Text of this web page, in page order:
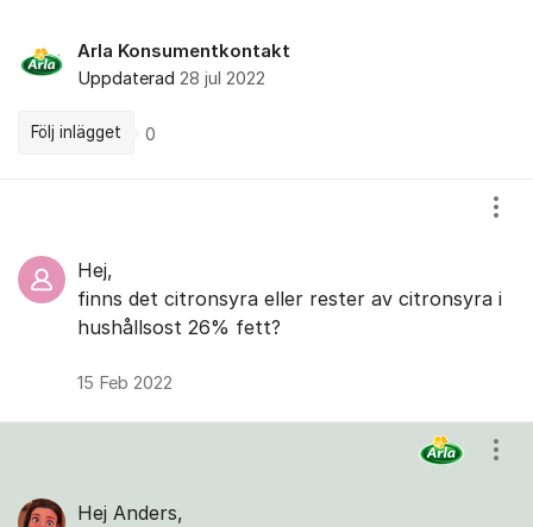
Arla Konsumentkontakt
Uppdaterad 28 jul 2022
Följ inlägget 0
Hej,
finns det citronsyra eller rester av citronsyra i
hushållsost 26% fett?
15 Feb 2022
Hej Anders,